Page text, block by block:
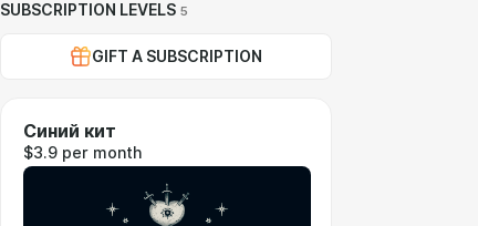
SUBSCRIPTION LEVELS 5
GIFT A SUBSCRIPTION
Синий кит
$3.9 per month